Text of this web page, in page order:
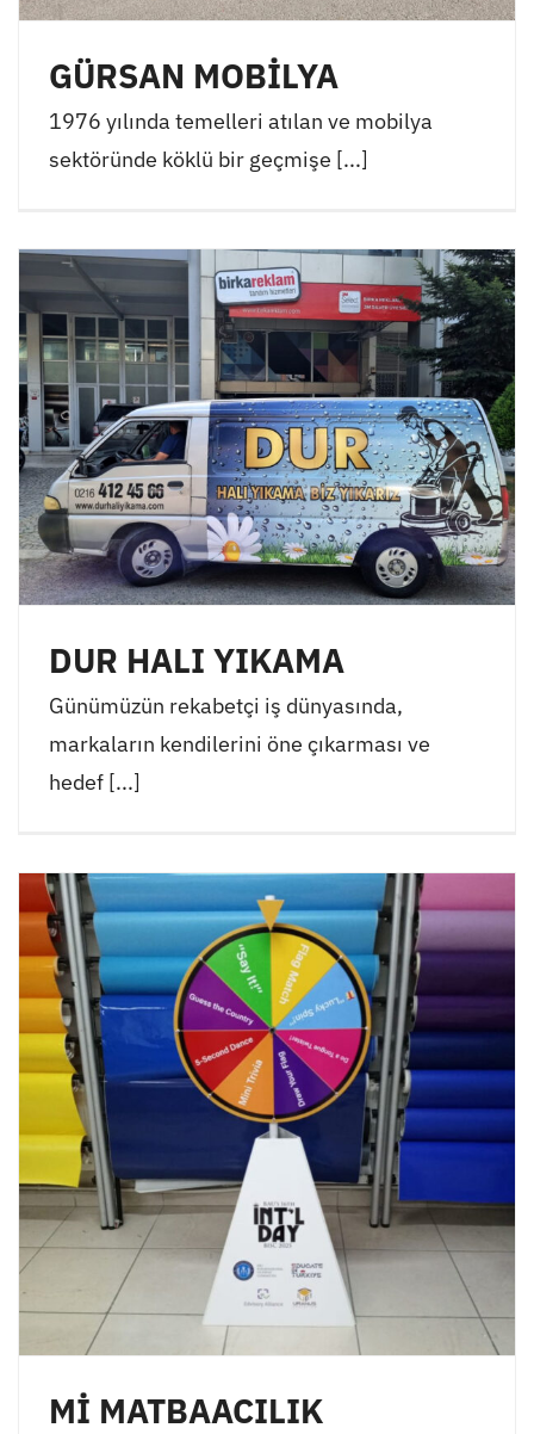
GÜRSAN MOBİLYA
1976 yılında temelleri atılan ve mobilya
sektöründe köklü bir geçmişe [...]
DUR HALI YIKAMA
Günümüzün rekabetçi iş dünyasında,
markaların kendilerini öne çıkarması ve
hedef [...]
Mİ MATBAACILIK